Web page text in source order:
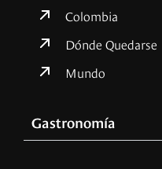
Colombia
Dónde Quedarse
Mundo
Gastronomía